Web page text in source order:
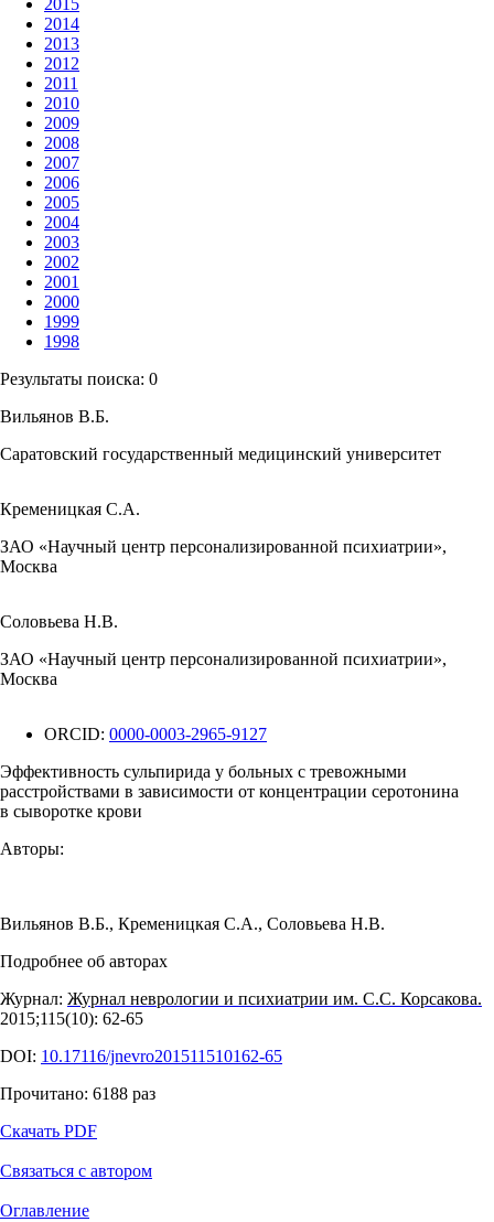
2015
2014
2013
2012
2011
2010
2009
2008
2007
2006
2005
2004
2003
2002
2001
2000
1999
1998
Результаты поиска: 0
Вильянов В.Б.
Саратовский государственный медицинский университет
Кременицкая С.А.
ЗАО «Научный центр персонализированной психиатрии»,
Москва
Соловьева Н.В.
ЗАО «Научный центр персонализированной психиатрии»,
Москва
ORCID: 0000-0003-2965-9127
Эффективность сульпирида у больных с тревожными
расстройствами в зависимости от концентрации серотонина
в сыворотке крови
Авторы:
Вильянов В.Б., Кременицкая С.А., Соловьева Н.В.
Подробнее об авторах
Журнал: Журнал неврологии и психиатрии им. С.С. Корсакова.
2015;115(10): 62‑65
DOI: 10.17116/jnevro201511510162-65
Прочитано: 6188 раз
Скачать PDF
Связаться с автором
Оглавление